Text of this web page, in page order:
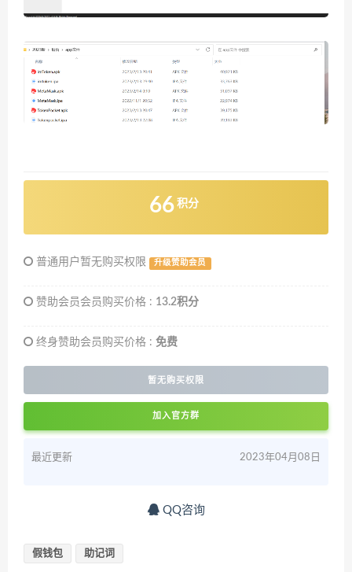
66 积分
普通用户暂无购买权限 升级赞助会员
赞助会员会员购买价格 : 13.2积分
终身赞助会员购买价格 : 免费
暂无购买权限
加入官方群
最近更新 2023年04月08日
QQ咨询
假钱包 助记词